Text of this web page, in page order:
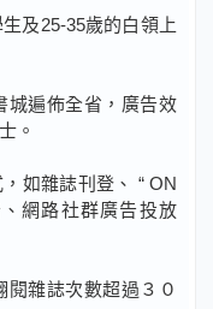
及25-35歲的白領上
城遍佈全省，廣告效
。
如雜誌刊登、 “ ON
網路社群廣告投放
雜誌次數超過３０